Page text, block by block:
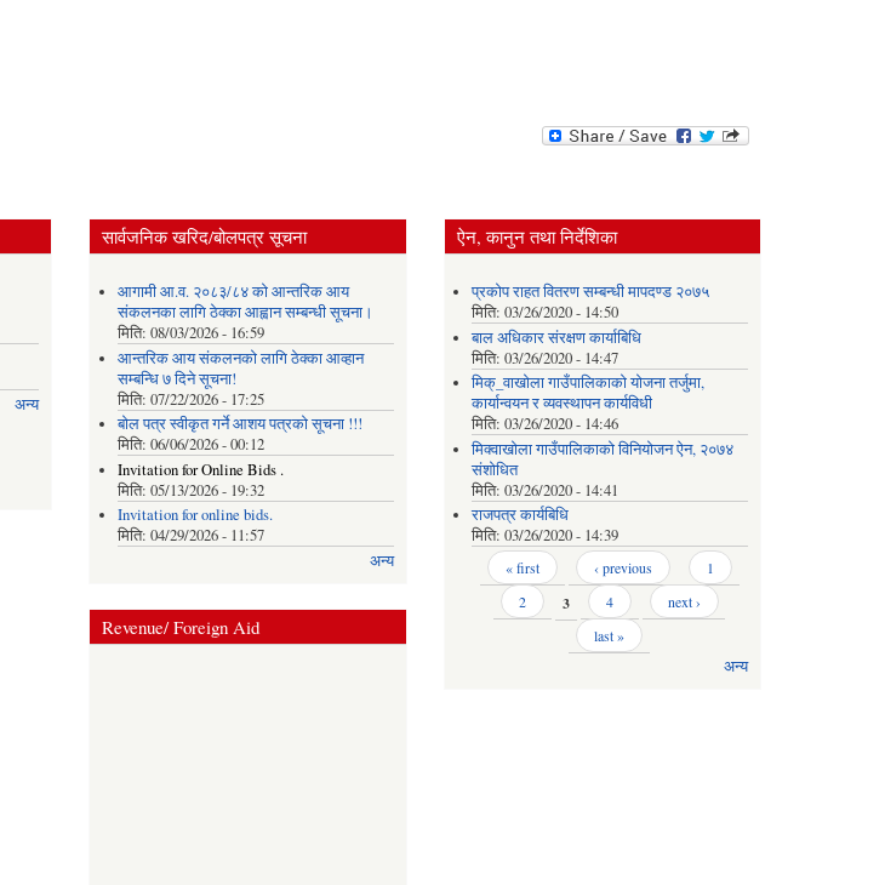
अन्य
सार्वजनिक खरिद/बोलपत्र सूचना
आगामी आ.व. २०८३/८४ को आन्तरिक आय
संकलनका लागि ठेक्का आह्वान सम्बन्धी सूचना।
मिति: 08/03/2026 - 16:59
आन्तरिक आय संकलनको लागि ठेक्‍का आव्हान
सम्बन्धि ७ दिने सूचना!
मिति: 07/22/2026 - 17:25
बोल पत्र स्वीकृत गर्ने आशय पत्रको सूचना !!!
मिति: 06/06/2026 - 00:12
Invitation for Online Bids .
मिति: 05/13/2026 - 19:32
Invitation for online bids.
मिति: 04/29/2026 - 11:57
अन्य
Revenue/ Foreign Aid
ऐन, कानुन तथा निर्देशिका
प्रकोप राहत वितरण सम्बन्धी मापदण्ड २०७५
मिति:03/26/2020 - 14:50
बाल अधिकार संरक्षण कार्याबिधि
मिति:03/26/2020 - 14:47
मिक्_वाखोला गाउँपालिकाको योजना तर्जुमा,
कार्यान्वयन र व्यवस्थापन कार्यविधी
मिति:03/26/2020 - 14:46
मिक्वाखोला गाउँपालिकाको विनियोजन ऐन, २०७४
संशोधित
मिति:03/26/2020 - 14:41
राजपत्र कार्यबिधि
मिति:03/26/2020 - 14:39
Pages« first ‹ previous
1
2
3 4
next ›
last »
अन्य